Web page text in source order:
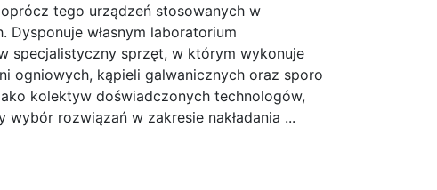
tego urządzeń stosowanych w
Dysponuje własnym laboratorium
specjalistyczny sprzęt, w którym wykonuje
ogniowych, kąpieli galwanicznych oraz sporo
kolektyw doświadczonych technologów,
wybór rozwiązań w zakresie nakładania ...